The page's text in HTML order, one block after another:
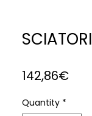
SCIATORI
142,86€Price
Quantity *